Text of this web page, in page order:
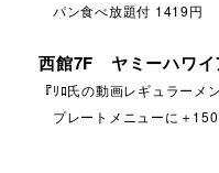
パン食べ放題付 1419円
西館7F ヤミーハワイ
『ﾘﾛ氏の動画レギュラーメ
プレートメニューに＋